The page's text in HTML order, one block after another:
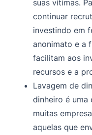
suas vítimas.
continuar
investindo em
anonimato e a
facilitam aos
recursos e a
Lavagem de
dinheiro é uma
muitas
aquelas que